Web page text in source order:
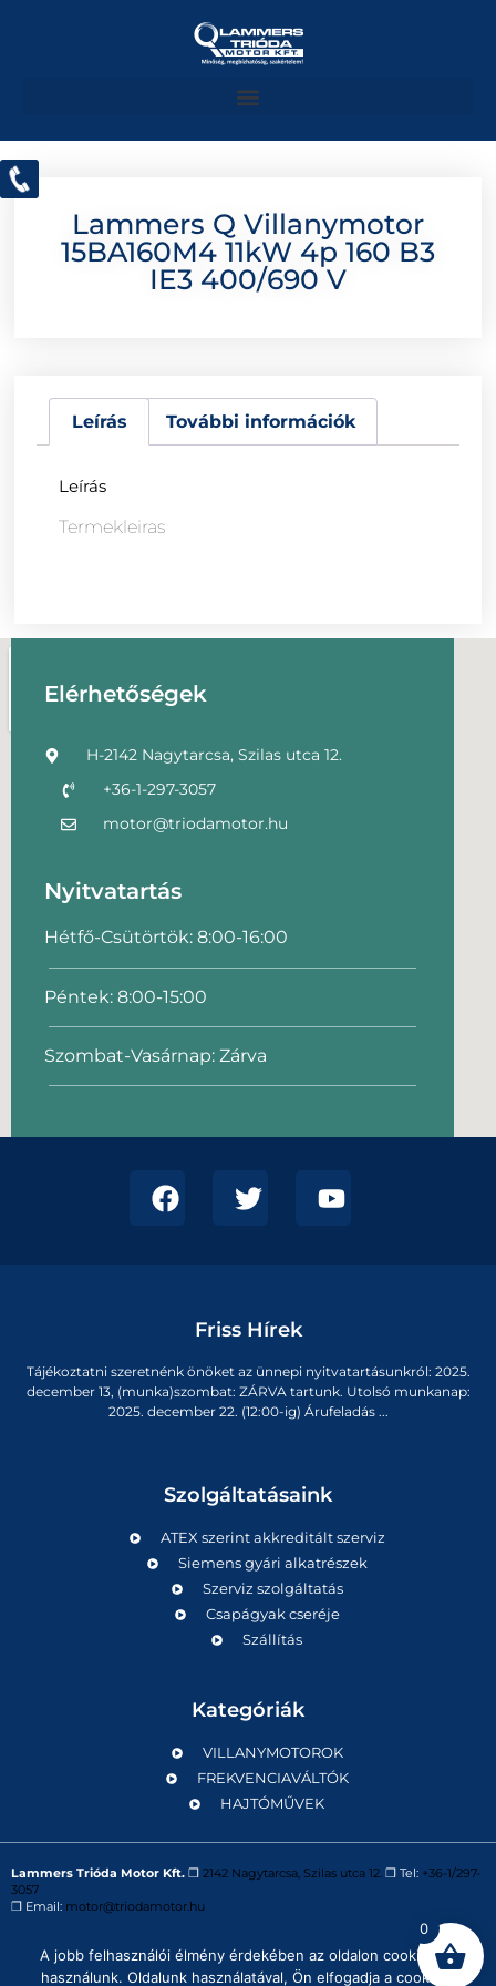
Lammers Q Villanymotor
15BA160M4 11kW 4p 160 B3
IE3 400/690 V
Leírás További információk
Leírás
Termekleiras
Elérhetőségek
H-2142 Nagytarcsa, Szilas utca 12.
+36-1-297-3057
motor@triodamotor.hu
Nyitvatartás
Hétfő-Csütörtök: 8:00-16:00
Péntek: 8:00-15:00
Szombat-Vasárnap: Zárva
Friss Hírek
Tájékoztatni szeretnénk önöket az ünnepi nyitvatartásunkról: 2025.
december 13, (munka)szombat: ZÁRVA tartunk. Utolsó munkanap:
2025. december 22. (12:00-ig) Árufeladás ...
Szolgáltatásaink
ATEX szerint akkreditált szerviz
Siemens gyári alkatrészek
Szerviz szolgáltatás
Csapágyak cseréje
Szállítás
Kategóriák
VILLANYMOTOROK
FREKVENCIAVÁLTÓK
HAJTÓMŰVEK
Lammers Trióda Motor Kft. ❒ 2142 Nagytarcsa, Szilas utca 12. ❒ Tel: +36-1/297-
3057
❒ Email: motor@triodamotor.hu
Powered byDigit-Now Kft.
0
A jobb felhasználói élmény érdekében az oldalon cookie-kat
használunk. Oldalunk használatával, Ön elfogadja a cookie-k